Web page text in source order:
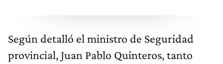
Según detalló el ministro de Seguridad
provincial, Juan Pablo Quinteros, tanto